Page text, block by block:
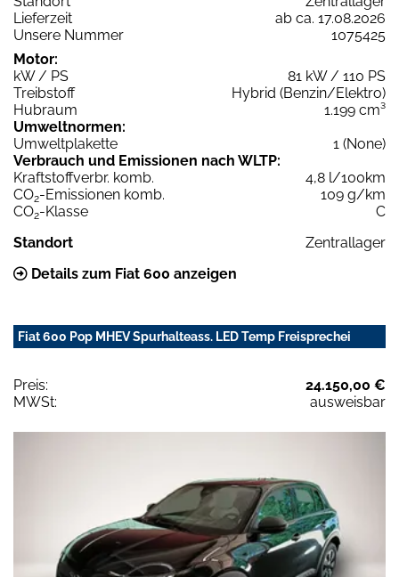
Lieferzeit
ab ca. 17.08.2026
Unsere Nummer
1075425
Motor:
kW / PS
81 kW / 110 PS
Treibstoff
Hybrid (Benzin/Elektro)
Hubraum
1.199 cm³
Umweltnormen:
Umweltplakette
1 (None)
Verbrauch und Emissionen nach WLTP:
Kraftstoffverbr. komb.
4,8 l/100km
CO2-Emissionen komb.
109 g/km
CO2-Klasse
C
Standort
Zentrallager
Details zum Fiat 600 anzeigen
Fiat 600 Pop MHEV Spurhalteass. LED Temp Freisprechei
Preis:
24.150,00 €
MWSt:
ausweisbar